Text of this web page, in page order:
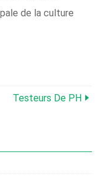
de la culture
Testeurs De PH